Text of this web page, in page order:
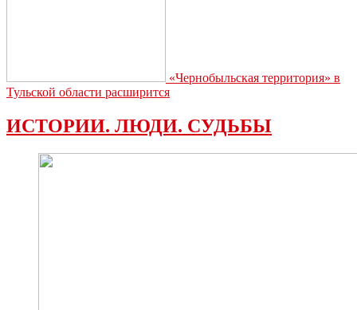
«Чернобыльская территория» в
Тульской области расширится
ИСТОРИИ. ЛЮДИ. СУДЬБЫ